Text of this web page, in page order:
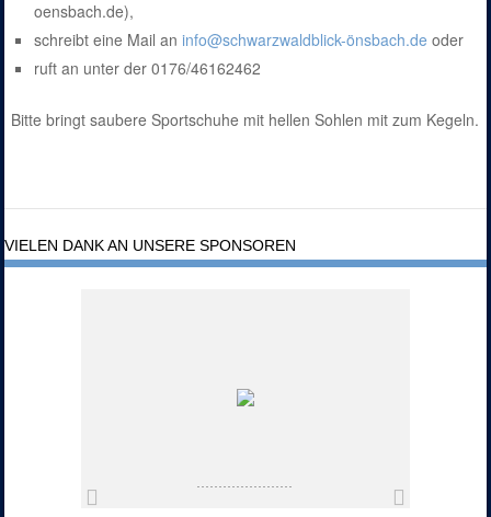
oensbach.de),
schreibt eine Mail aninfo@schwarzwaldblick-önsbach.de oder
ruft an unter der 0176/46162462
Bitte bringt saubere Sportschuhe mit hellen Sohlen mit zum Kegeln.
VIELEN DANK AN UNSERE SPONSOREN